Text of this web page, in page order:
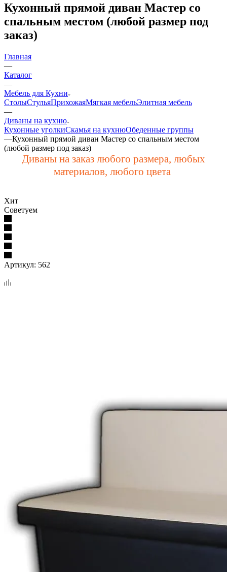
Кухонный прямой диван Мастер со
спальным местом (любой размер под
заказ)
Главная
—
Каталог
—
Мебель для Кухни
СтолыСтульяПрихожаяМягкая мебельЭлитная мебель
—
Диваны на кухню
Кухонные уголкиСкамья на кухнюОбеденные группы
—Кухонный прямой диван Мастер со спальным местом
(любой размер под заказ)
Диваны на заказ любого размера, любых
материалов, любого цвета
Хит
Советуем
Артикул: 562